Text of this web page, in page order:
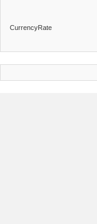
CurrencyRate